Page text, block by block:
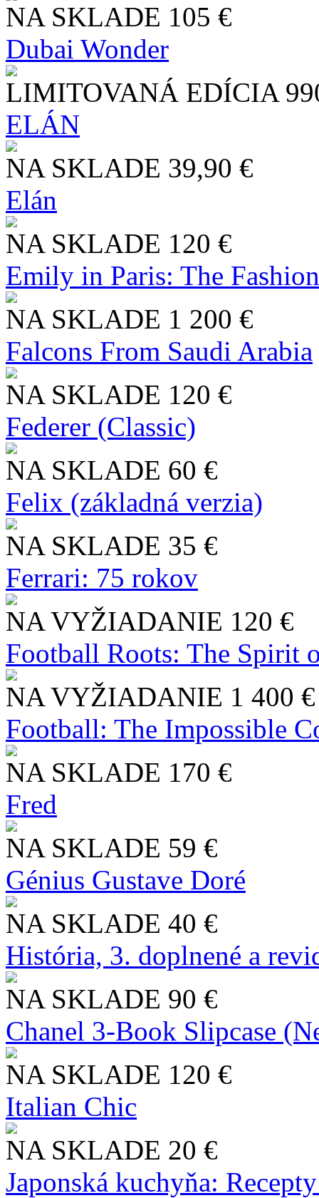
NA SKLADE 105 €
Dubai Wonder
LIMITOVANÁ EDÍCIA
ELÁN
NA SKLADE 39,90 €
Elán
NA SKLADE 120 €
Emily in Paris: The
NA SKLADE 1 200 €
Falcons From Saudi Arabia
NA SKLADE 120 €
Federer (Classic)
NA SKLADE 60 €
Felix (základná verzia)
NA SKLADE 35 €
Ferrari: 75 rokov
NA VYŽIADANIE 120 €
Football Roots: The Spirit
NA VYŽIADANIE 1 400 €
Football: The Impossible
NA SKLADE 170 €
Fred
NA SKLADE 59 €
Génius Gustave Doré
NA SKLADE 40 €
História, 3. doplnené a
NA SKLADE 90 €
Chanel 3-Book Slipcase
NA SKLADE 120 €
Italian Chic
NA SKLADE 20 €
Japonská kuchyňa: